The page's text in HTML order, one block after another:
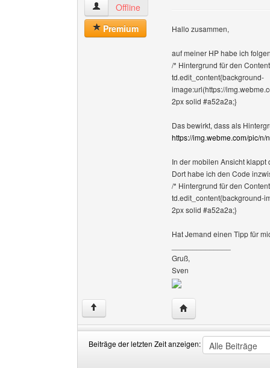
notstation Benutzer-Profile anzeigen
Offline
Premium
Hallo zusammen,
auf meiner HP habe ich
/* Hintergrund für den
td.edit_content{background-
image:url(https://
2px solid #a52a2a;}
Das bewirkt, dass als
https://img.webme.com/pic/
In der mobilen Ansicht klappt
Dort habe ich den Code
/* Hintergrund für den
td.edit_content{background-
2px solid #a52a2a;}
Hat Jemand einen Tipp für
Gruß,
Sven
↑ Website dieses
Beiträge der letzten Zeit anzeigen: